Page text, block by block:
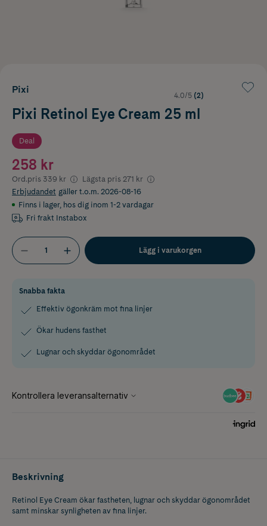
Pixi
4.0/5 (2)
Pixi Retinol Eye Cream 25 ml
Deal
258 kr
Ord.pris 339 kr Lägsta pris 271 kr
Erbjudandet gäller t.o.m. 2026-08-16
Finns i lager, hos dig inom 1-2 vardagar
Fri frakt Instabox
Lägg i varukorgen
Snabba fakta
Effektiv ögonkräm mot fina linjer
Ökar hudens fasthet
Lugnar och skyddar ögonområdet
Beskrivning
Retinol Eye Cream ökar fastheten, lugnar och skyddar ögonområdet
samt minskar synligheten av fina linjer.